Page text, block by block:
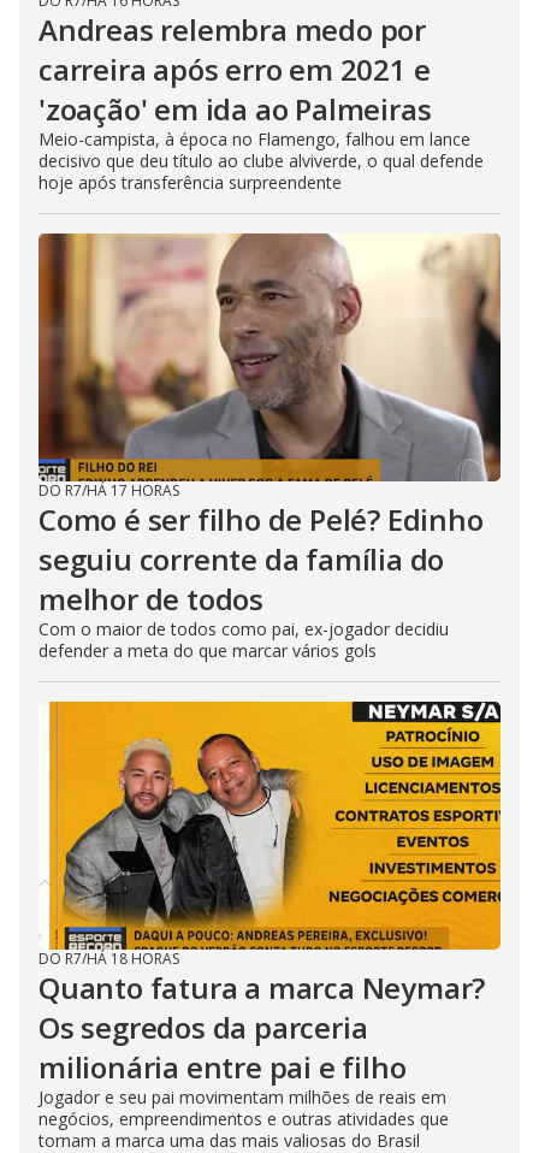
Andreas relembra medo por
carreira após erro em 2021 e
'zoação' em ida ao Palmeiras
Meio-campista, à época no Flamengo, falhou em lance
decisivo que deu título ao clube alviverde, o qual defende
hoje após transferência surpreendente
DO R7/HÁ 17 HORAS
Como é ser filho de Pelé? Edinho
seguiu corrente da família do
melhor de todos
Com o maior de todos como pai, ex-jogador decidiu
defender a meta do que marcar vários gols
DO R7/HÁ 18 HORAS
Quanto fatura a marca Neymar?
Os segredos da parceria
milionária entre pai e filho
Jogador e seu pai movimentam milhões de reais em
negócios, empreendimentos e outras atividades que
tornam a marca uma das mais valiosas do Brasil